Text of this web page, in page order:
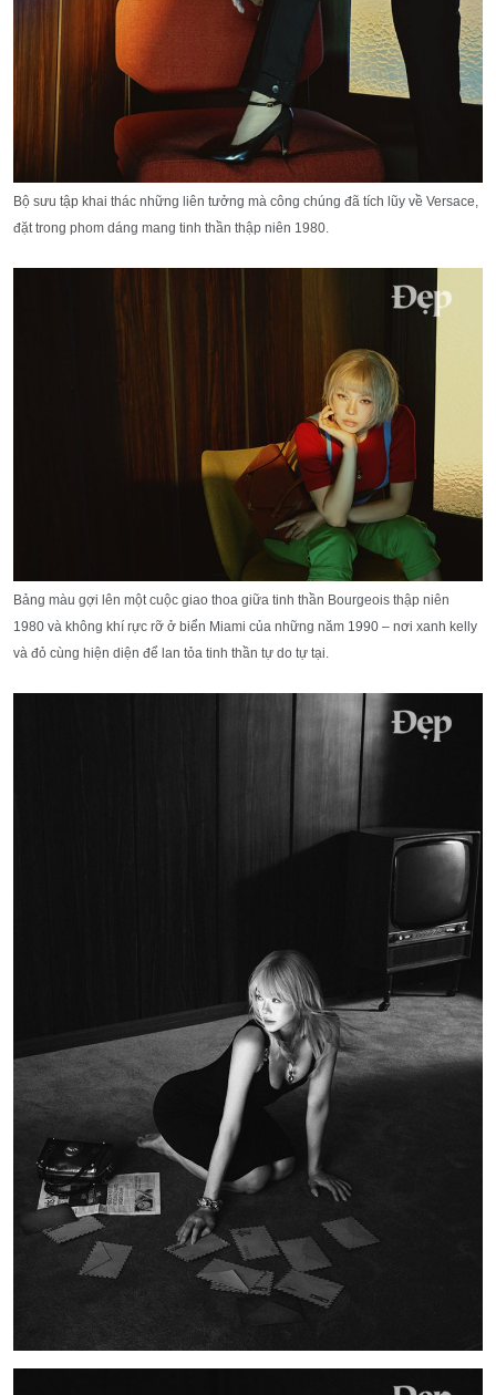
Bộ sưu tập khai thác những liên tưởng mà công chúng đã tích lũy về Versace,
đặt trong phom dáng mang tinh thần thập niên 1980.
Bảng màu gợi lên một cuộc giao thoa giữa tinh thần Bourgeois thập niên
1980 và không khí rực rỡ ở biển Miami của những năm 1990 – nơi xanh kelly
và đỏ cùng hiện diện để lan tỏa tinh thần tự do tự tại.